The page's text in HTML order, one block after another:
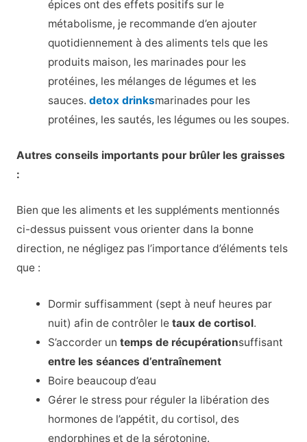
épices ont des effets positifs sur le
métabolisme, je recommande d’en ajouter
quotidiennement à des aliments tels que les
produits maison, les marinades pour les
protéines, les mélanges de légumes et les
sauces.detox drinksmarinades pour les
protéines, les sautés, les légumes ou les soupes.
Autres conseils importants pour brûler les graisses
:
Bien que les aliments et les suppléments mentionnés
ci-dessus puissent vous orienter dans la bonne
direction, ne négligez pas l’importance d’éléments tels
que :
Dormir suffisamment (sept à neuf heures par
nuit) afin de contrôler letaux de cortisol.
S’accorder untemps de récupérationsuffisant
entre les séances d’entraînement
Boire beaucoup d’eau
Gérer le stress pour réguler la libération des
hormones de l’appétit, du cortisol, des
endorphines et de la sérotonine.